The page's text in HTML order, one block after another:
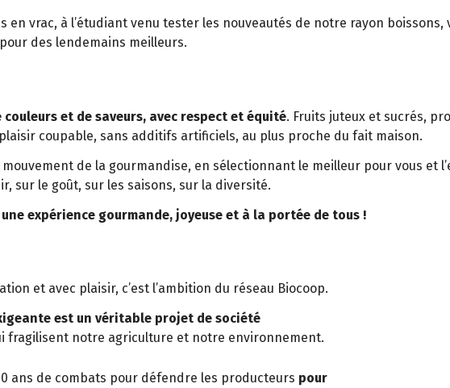
vrac, à l’étudiant venu tester les nouveautés de notre rayon
des lendemains meilleurs.
et de saveurs, avec respect et équité. Fruits juteux et sucrés,
coupable, sans additifs artificiels, au plus proche du fait maison.
de la gourmandise, en sélectionnant le meilleur pour vous et
sur le goût, sur les saisons, sur la diversité.
une expérience gourmande, joyeuse et à la portée de tous !
et avec plaisir, c’est l’ambition du réseau Biocoop.
est un véritable projet de société
fragilisent notre agriculture et notre environnement.
ans de combats pour défendre les producteurs pour